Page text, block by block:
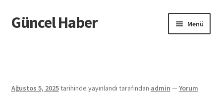
Dolaşıma
geç
İçeriğe
geç
Güncel Haber Menü
Ağustos 5, 2025tarihinde yayınlandı tarafından admin —Yorum